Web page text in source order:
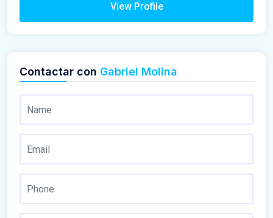
View Profile
Contactar con Gabriel Molina